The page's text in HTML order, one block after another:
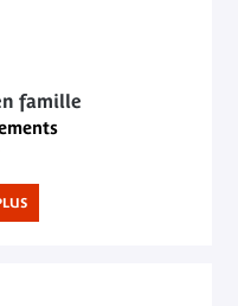
famille